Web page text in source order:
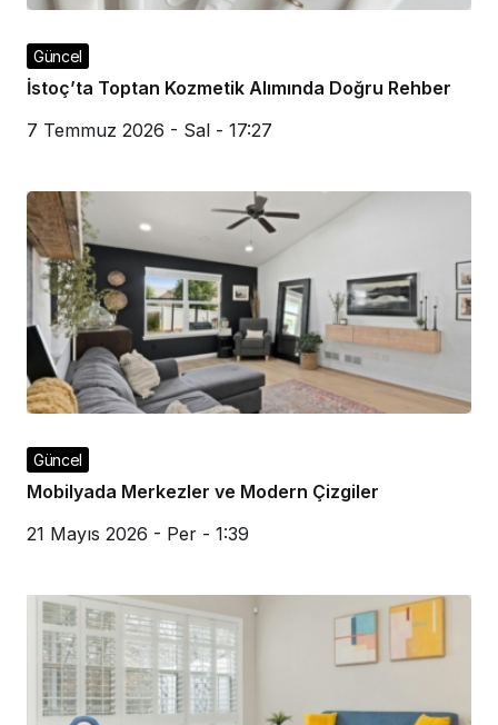
Güncel
İstoç’ta Toptan Kozmetik Alımında Doğru Rehber
7 Temmuz 2026 - Sal - 17:27
Güncel
Mobilyada Merkezler ve Modern Çizgiler
21 Mayıs 2026 - Per - 1:39